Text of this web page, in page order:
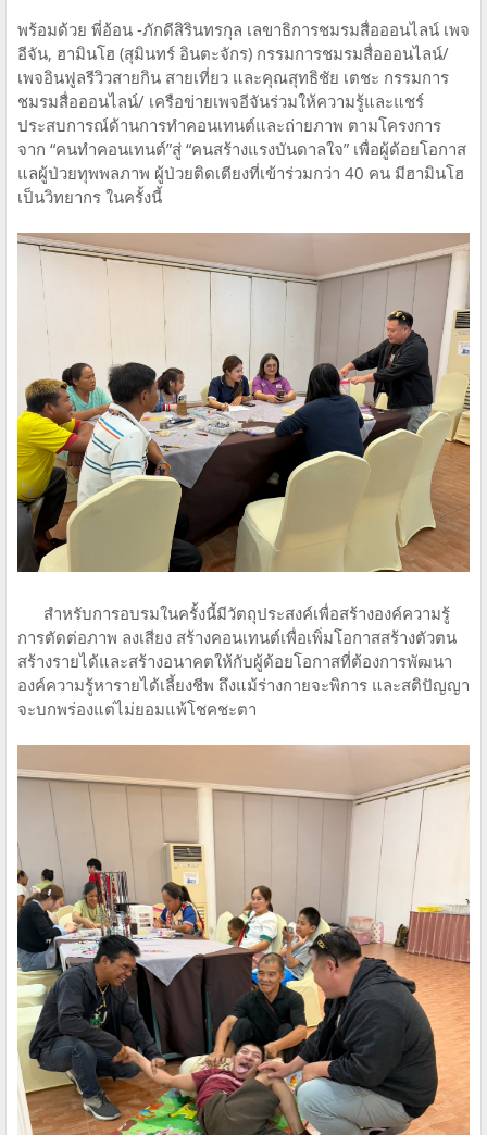
พร้อมด้วย พี่อ้อน -ภักดีสิรินทรกุล เลขาธิการชมรมสื่อออนไลน์ เพจ
อีจัน, ฮามินโฮ (สุมินทร์ อินตะจักร) กรรมการชมรมสื่อออนไลน์/
เพจอินฟูลรีวิวสายกิน สายเที่ยว และคุณสุทธิชัย เตชะ กรรมการ
ชมรมสื่อออนไลน์/ เครือข่ายเพจอีจันร่วมให้ความรู้และแชร์
ประสบการณ์ด้านการทำคอนเทนต์และถ่ายภาพ ตามโครงการ
จาก “คนทำคอนเทนต์”สู่ “คนสร้างแรงบันดาลใจ” เพื่อผู้ด้อยโอกาส
แลผู้ป่วยทุพพลภาพ ผู้ป่วยติดเตียงที่เข้าร่วมกว่า 40 คน มีฮามินโฮ
เป็นวิทยากร ในครั้งนี้
สำหรับการอบรมในครั้งนี้มีวัตถุประสงค์เพื่อสร้างองค์ความรู้
การตัดต่อภาพ ลงเสียง สร้างคอนเทนต์เพื่อเพิ่มโอกาสสร้างตัวตน
สร้างรายได้และสร้างอนาคตให้กับผู้ด้อยโอกาสที่ต้องการพัฒนา
องค์ความรู้หารายได้เลี้ยงชีพ ถึงแม้ร่างกายจะพิการ และสติปัญญา
จะบกพร่องแต่ไม่ยอมแพ้โชคชะตา